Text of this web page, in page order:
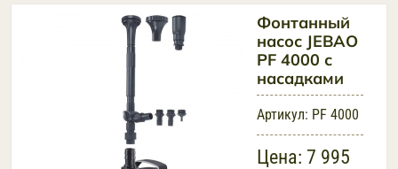
Фонтанный
насос JEBAO
PF 4000 с
насадками
Артикул: PF 4000
Цена: 7 995